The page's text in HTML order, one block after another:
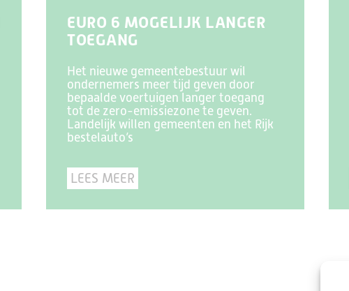
EURO 6 MOGELIJK LANGER
TOEGANG
Het nieuwe gemeentebestuur wil
ondernemers meer tijd geven door
bepaalde voertuigen langer toegang
tot de zero-emissiezone te geven.
Landelijk willen gemeenten en het Rijk
bestelauto’s
LEES MEER